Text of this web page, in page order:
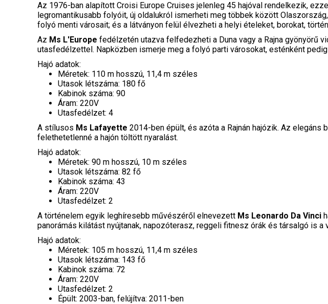
Az 1976-ban alapított Croisi Europe Cruises jelenleg 45 hajóval rendelkezik,
legromantikusabb folyóit, új oldalukról ismerheti meg többek között
folyó menti városait; és a látványon felül élvezheti a helyi ételeket, borokat,
Az Ms L'Europe fedélzetén utazva felfedezheti a Duna vagy a Rajna gyönyörű
utasfedélzettel. Napközben ismerje meg a folyó parti városokat, esténként
Hajó adatok:
Méretek: 110 m hosszú, 11,4 m széles
Utasok létszáma: 180 fő
Kabinok száma: 90
Áram: 220V
Utasfedélzet: 4
A stílusos Ms Lafayette 2014-ben épült, és azóta a Rajnán hajózik. Az
felethetetlenné a hajón töltött nyaralást.
Hajó adatok:
Méretek: 90 m hosszú, 10 m széles
Utasok létszáma: 82 fő
Kabinok száma: 43
Áram: 220V
Utasfedélzet: 2
A történelem egyik leghíresebb művészéről elnevezett Ms Leonardo Da Vinci
panorámás kilátást nyújtanak, napozóterasz, reggeli fitnesz órák és társalgó is a
Hajó adatok:
Méretek: 105 m hosszú, 11,4 m széles
Utasok létszáma: 143 fő
Kabinok száma: 72
Áram: 220V
Utasfedélzet: 2
Épült: 2003-ban, felújítva: 2011-ben